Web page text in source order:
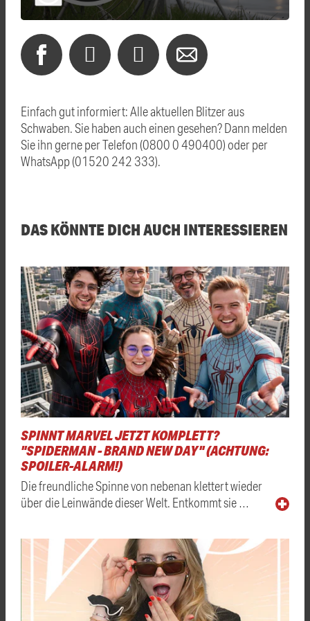
Einfach gut informiert: Alle aktuellen Blitzer aus
Schwaben. Sie haben auch einen gesehen? Dann melden
Sie ihn gerne per Telefon (0800 0 490400) oder per
WhatsApp (01520 242 333).
DAS KÖNNTE DICH AUCH INTERESSIEREN
SPINNT MARVEL JETZT KOMPLETT?
"SPIDERMAN - BRAND NEW DAY" (ACHTUNG:
SPOILER-ALARM!)
Die freundliche Spinne von nebenan klettert wieder
über die Leinwände dieser Welt. Entkommt sie …